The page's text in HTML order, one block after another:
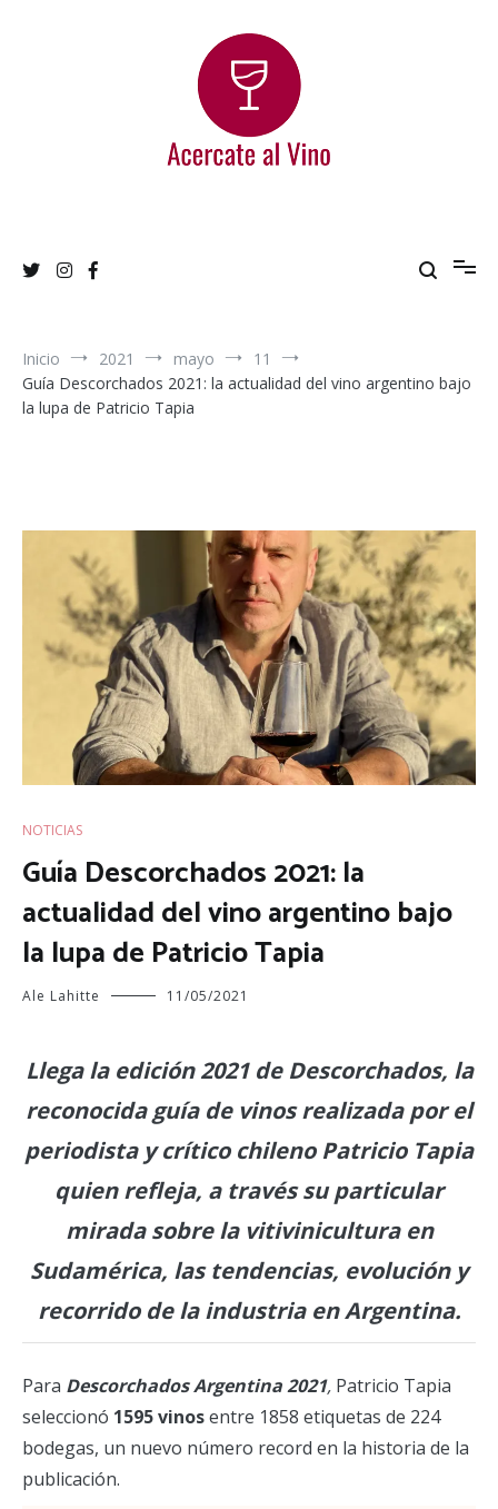
Inicio 2021 mayo
11
Guía Descorchados 2021: la actualidad del vino argentino bajo
la lupa de Patricio Tapia
NOTICIAS
Guía Descorchados 2021: la
actualidad del vino argentino bajo
la lupa de Patricio Tapia
Ale Lahitte 11/05/2021
Llega la edición 2021 de Descorchados, la
reconocida guía de vinos realizada por el
periodista y crítico chileno Patricio Tapia
quien refleja, a través su particular
mirada sobre la vitivinicultura en
Sudamérica, las tendencias, evolución y
recorrido de la industria en Argentina.
Para Descorchados Argentina 2021, Patricio Tapia
seleccionó 1595 vinosentre 1858 etiquetas de 224
bodegas, un nuevo número record en la historia de la
publicación.